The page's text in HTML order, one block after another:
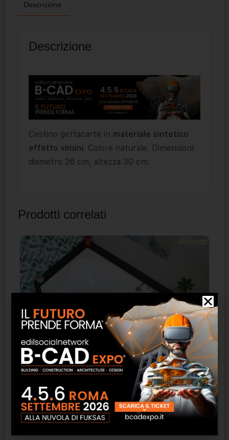
Descrizione
Descrizione
Cestino gettacarte in materiale sintetico
effetto vimini. Colore naturale. Dimensioni:
diametro 26 cm, altezza 30 cm.
Prodotti correlati
I love vasca da bagno Hidrospace
SCOPRI